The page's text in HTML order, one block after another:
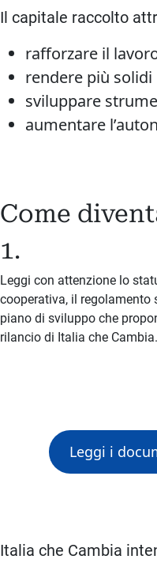
Il capitale raccolto
rafforzare il
rendere più
sviluppare
aumentare
Come
1.
Leggi con attenzione lo
cooperativa, il regolamento
piano di sviluppo che
rilancio di Italia che Cambia.
Leggi i
Italia che Cambia